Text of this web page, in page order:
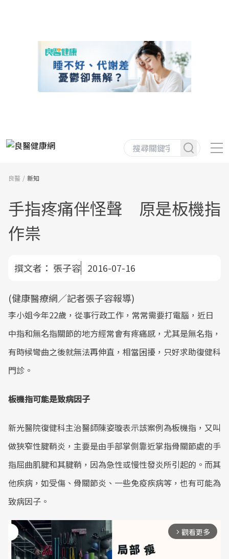
良醫 新知
手指疼痛伴怪聲 原是板機指
作祟
撰文者： 張子容 2016-07-16
(健康醫療網／記者張子容報導)
李小姐今年22歲，從事行政工作，常常需要打電腦，近日
中指和無名指關節的地方經常會有疼痛感，尤其是無名指，
有時候彎曲之後就無法再伸直，相當困擾，只好求助復健科
門診。
板機指可能是致病因子
新光醫院復健科主治醫師陳姿璇表示該案例為板機指，又叫
做狹窄性腱鞘炎，主要是由手部掌側靠近掌指骨關節處的手
指屈曲肌腱和其腱鞘，因為急性或慢性發炎所引起的。而其
他疾病，如受傷、骨關節炎、一些免疫疾病等，也有可能為
致病因子。
arrow_forward_ios 觀看更多